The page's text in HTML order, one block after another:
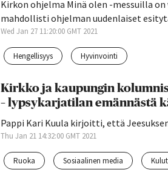
Kirkon ohjelma Minä olen -messuilla
mahdollisti ohjelman uudenlaiset
Wed Jan 27 11:20:00 GMT 2021
hengellisyys hyvinvointi
Kirkko ja kaupungin
– lypsykarjatilan emännästä
Pappi Kari Kuula kirjoitti, että
Thu Jan 21 14:32:00 GMT 2021
ruoka sosiaalinen media